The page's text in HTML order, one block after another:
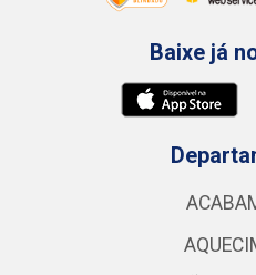
Baixe já